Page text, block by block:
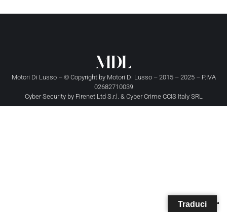
Motori Di Lusso – © Copyright by Motori Di Lusso– 2015 – 2025 – P.IVA
02682710039
Cyber Security by Firenet Ltd S.r.l. & Cyber Crime CCIS Italy SRL
Traduci